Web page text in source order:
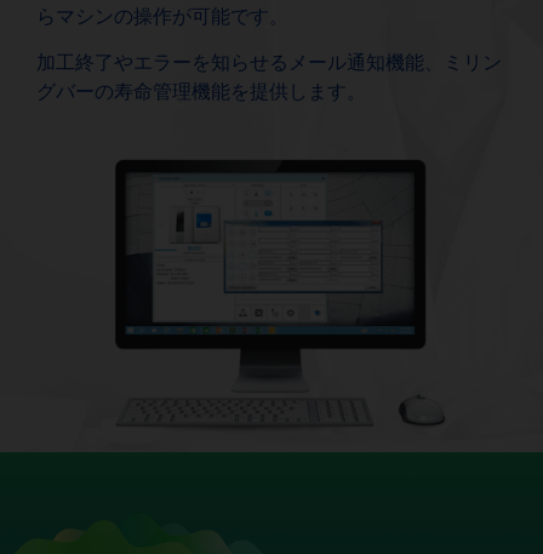
らマシンの操作が可能です。
加工終了やエラーを知らせるメール通知機能、ミリン
グバーの寿命管理機能を提供します。